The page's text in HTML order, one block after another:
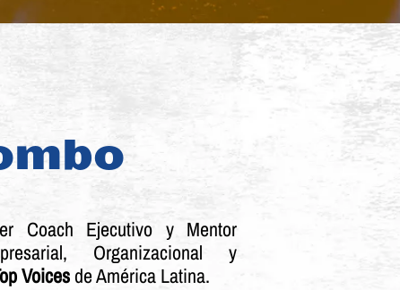
Coach Ejecutivo y Mentor
Organizacional y
Voicesde América Latina.